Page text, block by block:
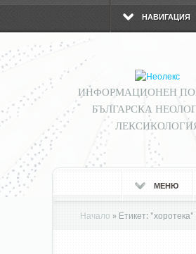
НАВИГАЦИЯ
ИНФОРМАЦИОНЕН
БЪЛГАРСКА
МЕНЮ
Начало » Етикет: "хоротека"